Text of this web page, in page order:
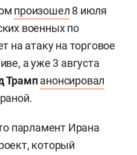
произошел 8 июля
военных по
на атаку на торговое
а уже 3 августа
Трамп анонсировал
парламент Ирана
который